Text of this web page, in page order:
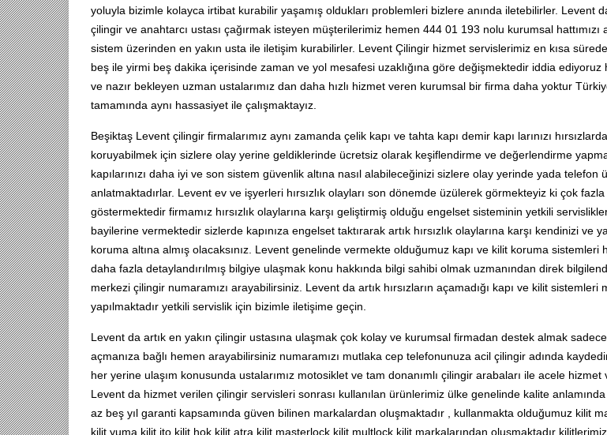
yoluyla bizimle kolayca irtibat kurabilir yaşamış oldukları problemleri bizlere anında iletebilirler. Levent
çilingir ve anahtarcı ustası çağırmak isteyen müşterilerimiz hemen 444 01 193 nolu kurumsal hattımızı
sistem üzerinden en yakın usta ile iletişim kurabilirler. Levent Çilingir hizmet servislerimiz en kısa
beş ile yirmi beş dakika içerisinde zaman ve yol mesafesi uzaklığına göre değişmektedir iddia ediyoruz
ve nazır bekleyen uzman ustalarımız dan daha hızlı hizmet veren kurumsal bir firma daha yoktur
tamamında aynı hassasiyet ile çalışmaktayız.
Beşiktaş Levent çilingir firmalarımız aynı zamanda çelik kapı ve tahta kapı demir kapı larınızı
koruyabilmek için sizlere olay yerine geldiklerinde ücretsiz olarak keşiflendirme ve değerlendirme
kapılarınızı daha iyi ve son sistem güvenlik altına nasıl alabileceğinizi sizlere olay yerinde yada telefon
anlatmaktadırlar. Levent ev ve işyerleri hırsızlık olayları son dönemde üzülerek görmekteyiz ki çok fazla
göstermektedir firmamız hırsızlık olaylarına karşı geliştirmiş olduğu engelset sisteminin yetkili
bayilerine vermektedir sizlerde kapınıza engelset taktırarak artık hırsızlık olaylarına karşı kendinizi ve
koruma altına almış olacaksınız. Levent genelinde vermekte olduğumuz kapı ve kilit koruma sistemleri
daha fazla detaylandırılmış bilgiye ulaşmak konu hakkında bilgi sahibi olmak uzmanından direk
merkezi çilingir numaramızı arayabilirsiniz. Levent da artık hırsızların açamadığı kapı ve kilit sistemleri
yapılmaktadır yetkili servislik için bizimle iletişime geçin.
Levent da artık en yakın çilingir ustasına ulaşmak çok kolay ve kurumsal firmadan destek almak
açmanıza bağlı hemen arayabilirsiniz numaramızı mutlaka cep telefonunuza acil çilingir adında
her yerine ulaşım konusunda ustalarımız motosiklet ve tam donanımlı çilingir arabaları ile acele hizmet
Levent da hizmet verilen çilingir servisleri sonrası kullanılan ürünlerimiz ülke genelinde kalite
az beş yıl garanti kapsamında güven bilinen markalardan oluşmaktadır , kullanmakta olduğumuz kilit
kilit yuma kilit ito kilit hok kilit atra kilit masterlock kilit multlock kilit markalarından oluşmaktadır